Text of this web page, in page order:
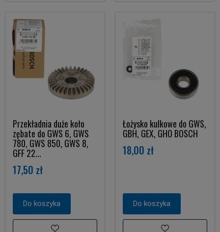
Przekładnia duże koło
zębate do GWS 6, GWS
780, GWS 850, GWS 8,
GFF 22...
17,50 zł
Do koszyka
Łożysko kulkowe do GWS,
GBH, GEX, GHO BOSCH
18,00 zł
Do koszyka